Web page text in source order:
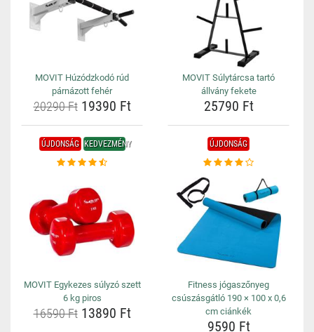
MOVIT Húzódzkodó rúd
párnázott fehér
20290 Ft19390 Ft
MOVIT Súlytárcsa tartó
állvány fekete
25790 Ft
ÚJDONSÁG KEDVEZMÉNY
MOVIT Egykezes súlyzó szett
6 kg piros
16590 Ft13890 Ft
ÚJDONSÁG
Fitness jógaszőnyeg
csúszásgátló 190 × 100 x 0,6
cm ciánkék
9590 Ft